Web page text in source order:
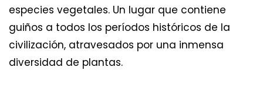
especies vegetales. Un lugar que contiene
guiños a todos los períodos históricos de la
civilización, atravesados por una inmensa
diversidad de plantas.